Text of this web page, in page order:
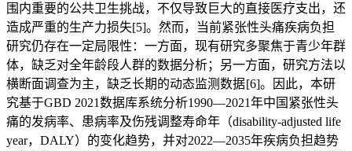
围内重要的公共卫生挑战，不仅导致巨大的直接医疗支出，还
造成严重的生产力损失[5]。然而，当前紧张性头痛疾病负担
研究仍存在一定局限性：一方面，现有研究多聚焦于青少年群
体，缺乏对全年龄段人群的数据分析；另一方面，研究方法以
横断面调查为主，缺乏长期的动态监测数据 [6]。因此，本研
究基于GBD 2021数据库系统分析1990—2021年中国紧张性头
痛的发病率、患病率及伤残调整寿命年（disability-adjusted life
year，DALY）的变化趋势，并对2022—2035年疾病负担趋势